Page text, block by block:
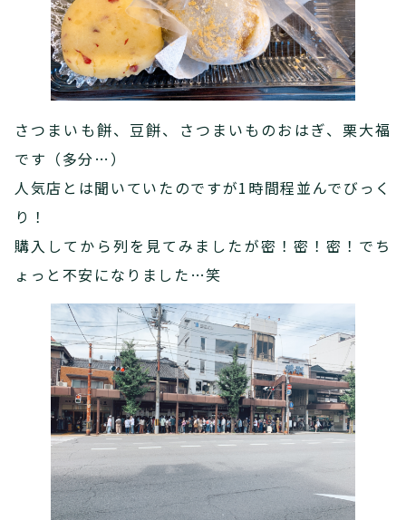
さつまいも餅、豆餅、さつまいものおはぎ、栗大福
です（多分…）
人気店とは聞いていたのですが1時間程並んでびっく
り！
購入してから列を見てみましたが密！密！密！でち
ょっと不安になりました…笑